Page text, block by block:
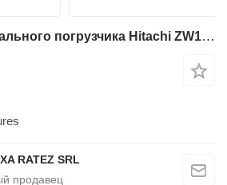
Кабина для фронтального погрузчика Hitachi ZW180
RATEZ SRL